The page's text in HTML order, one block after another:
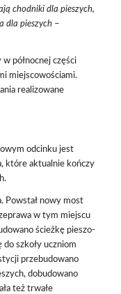
chodniki dla pieszych,
dla pieszych –
w północnej części
miejscowościami.
realizowane
odcinku jest
które aktualnie kończy
Powstał nowy most
w tym miejscu
ścieżkę pieszo-
szkoły uczniom
przebudowano
dobudowano
też trwałe